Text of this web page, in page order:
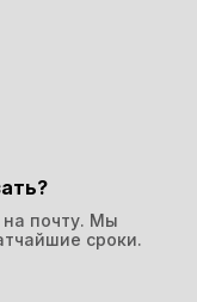
почту. Мы
сроки.